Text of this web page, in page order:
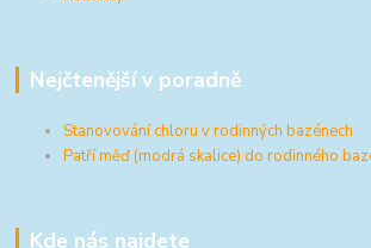
Nejčtenější v poradně
Stanovování chloru v rodinných bazénech
Patří měď (modrá skalice) do rodinného
Kde nás najdete